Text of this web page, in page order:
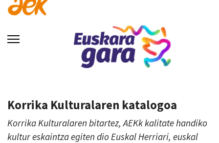
Korrika Kulturalaren katalogoa
Korrika Kulturalaren bitartez, AEKk kalitate handiko
kultur eskaintza egiten dio Euskal Herriari, euskal